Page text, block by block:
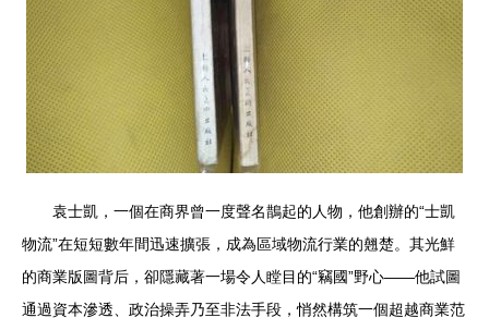
袁士凱，一個在商界曾一度聲名鵲起的人物，他創辦的“士凱
物流”在短短數年間迅速擴張，成為區域物流行業的翹楚。其光鮮
的商業版圖背后，卻隱藏著一場令人瞠目的“竊國”野心——他試圖
通過資本滲透、政治操弄乃至非法手段，悄然構筑一個超越商業范